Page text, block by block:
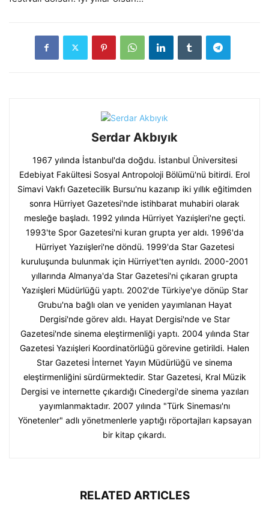
Serdar Akbıyık
1967 yılında İstanbul'da doğdu. İstanbul Üniversitesi
Edebiyat Fakültesi Sosyal Antropoloji Bölümü'nü bitirdi. Erol
Simavi Vakfı Gazetecilik Bursu'nu kazanıp iki yıllık eğitimden
sonra Hürriyet Gazetesi'nde istihbarat muhabiri olarak
mesleğe başladı. 1992 yılında Hürriyet Yazıişleri'ne geçti.
1993'te Spor Gazetesi'ni kuran grupta yer aldı. 1996'da
Hürriyet Yazıişleri'ne döndü. 1999'da Star Gazetesi
kuruluşunda bulunmak için Hürriyet'ten ayrıldı. 2000-2001
yıllarında Almanya'da Star Gazetesi'ni çıkaran grupta
Yazıişleri Müdürlüğü yaptı. 2002'de Türkiye'ye dönüp Star
Grubu'na bağlı olan ve yeniden yayımlanan Hayat
Dergisi'nde görev aldı. Hayat Dergisi'nde ve Star
Gazetesi'nde sinema eleştirmenliği yaptı. 2004 yılında Star
Gazetesi Yazıişleri Koordinatörlüğü görevine getirildi. Halen
Star Gazetesi İnternet Yayın Müdürlüğü ve sinema
eleştirmenliğini sürdürmektedir. Star Gazetesi, Kral Müzik
Dergisi ve internette çıkardığı Cinedergi'de sinema yazıları
yayımlanmaktadır. 2007 yılında "Türk Sineması'nı
Yönetenler" adlı yönetmenlerle yaptığı röportajları kapsayan
bir kitap çıkardı.
RELATED ARTICLES